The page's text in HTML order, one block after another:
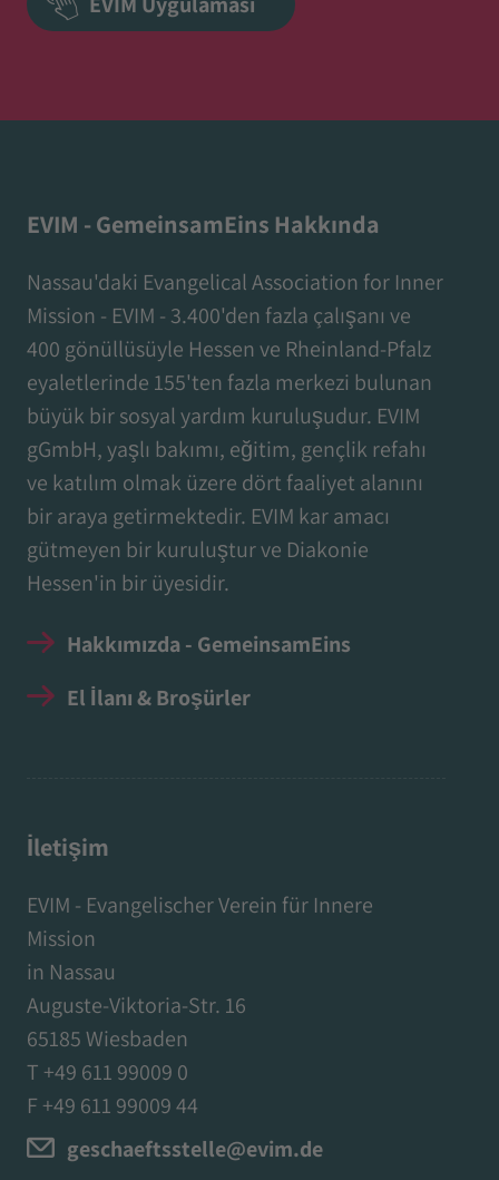
EVIM - GemeinsamEins Hakkında
Nassau'daki Evangelical Association for Inner
Mission - EVIM - 3.400'den fazla çalışanı ve
400 gönüllüsüyle Hessen ve Rheinland-Pfalz
eyaletlerinde 155'ten fazla merkezi bulunan
büyük bir sosyal yardım kuruluşudur. EVIM
gGmbH, yaşlı bakımı, eğitim, gençlik refahı
ve katılım olmak üzere dört faaliyet alanını
bir araya getirmektedir. EVIM kar amacı
gütmeyen bir kuruluştur ve Diakonie
Hessen'in bir üyesidir.
Hakkımızda - GemeinsamEins
El İlanı & Broşürler
İletişim
EVIM - Evangelischer Verein für Innere
Mission
in Nassau
Auguste-Viktoria-Str. 16
65185 Wiesbaden
T +49 611 99009 0
F +49 611 99009 44
geschaeftsstelle@evim.de